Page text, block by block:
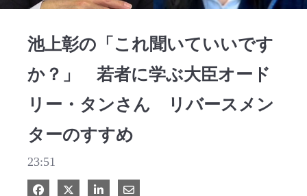
池上彰の「これ聞いていいです
か？」 若者に学ぶ大臣オード
リー・タンさん リバースメン
ターのすすめ
23:51
Facebook で共有
Xで共有する
LinkedIn で共有
電子メールで共有